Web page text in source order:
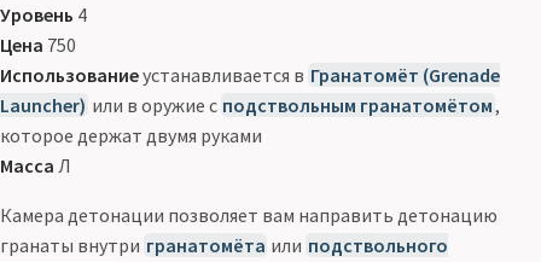
Уровень 4
Цена 750
Использованиеустанавливается в Гранатомёт (Grenade
Launcher) или в оружие с подствольным гранатомётом,
которое держат двумя руками
Масса Л
Камера детонации позволяет вам направить детонацию
гранаты внутри гранатомёта или подствольного